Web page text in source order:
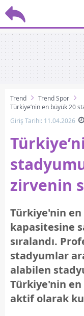
Trend
Trend Spor
Türkiye’nin en büyük 20
Giriş Tarihi: 11.04.2026
zirvenin
Türkiye'nin
kapasitesine
sıralandı.
stadyumlar
alabilen
Türkiye'nin
aktif olarak